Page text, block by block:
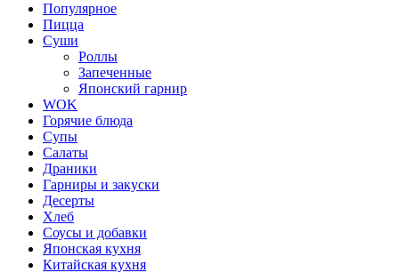
Популярное
Пицца
Суши
Роллы
Запеченные
Японский гарнир
WOK
Горячие блюда
Супы
Салаты
Драники
Гарниры и закуски
Десерты
Хлеб
Соусы и добавки
Японская кухня
Китайская кухня